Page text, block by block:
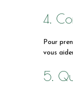
4.
Pour
vous
5.